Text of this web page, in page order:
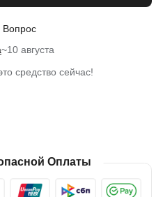
Вопрос
~10 августа
средство сейчас!
Оплаты